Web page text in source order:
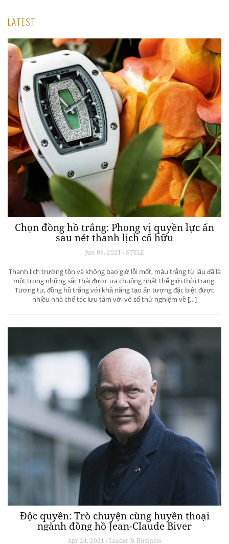
LATEST
Chọn đồng hồ trắng: Phong vị quyền lực ẩn
sau nét thanh lịch cố hữu
Jun 09, 2021 / STYLE
Thanh lịch trường tồn và không bao giờ lỗi mốt, màu trắng từ lâu đã là
một trong những sắc thái được ưa chuộng nhất thế giới thời trang.
Tương tự, đồng hồ trắng với khả năng tạo ấn tượng đặc biệt được
nhiều nhà chế tác lưu tâm với vô số thử nghiệm về […]
Độc quyền: Trò chuyện cùng huyền thoại
ngành đồng hồ Jean-Claude Biver
Apr 24, 2021 / Leader & Business